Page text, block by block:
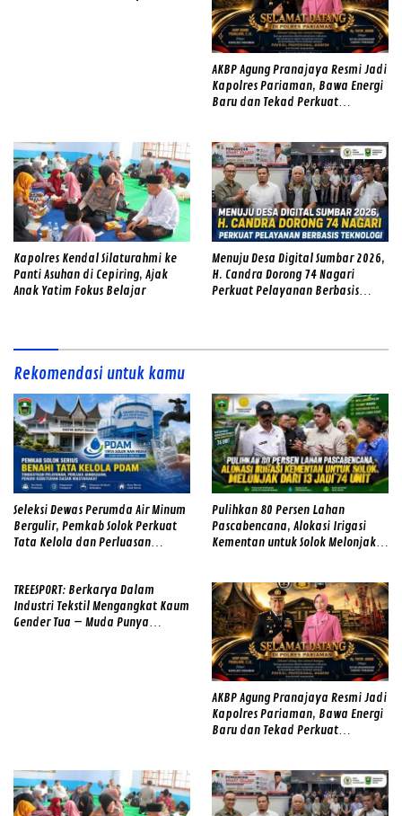
AKBP Agung Pranajaya Resmi Jadi
Kapolres Pariaman, Bawa Energi
Baru dan Tekad Perkuat
Kapolres Kendal Silaturahmi ke
Panti Asuhan di Cepiring, Ajak
Anak Yatim Fokus Belajar
Menuju Desa Digital Sumbar 2026,
H. Candra Dorong 74 Nagari
Perkuat Pelayanan Berbasis
Rekomendasi untuk kamu
Seleksi Dewas Perumda Air Minum
Bergulir, Pemkab Solok Perkuat
Tata Kelola dan Perluasan
Pulihkan 80 Persen Lahan
Pascabencana, Alokasi Irigasi
Kementan untuk Solok Melonjak
TREESPORT: Berkarya Dalam
Industri Tekstil Mengangkat Kaum
Gender Tua – Muda Punya
AKBP Agung Pranajaya Resmi Jadi
Kapolres Pariaman, Bawa Energi
Baru dan Tekad Perkuat